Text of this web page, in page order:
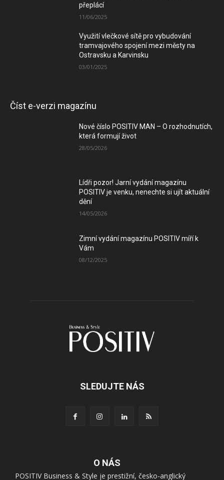
přeplácí
11/06/2025
Využití vlečkové sítě pro vybudování
tramvajového spojení mezi městy na
Ostravsku a Karvinsku
03/01/2025
Číst e-verzi magazínu
Nové číslo POSITIV MAN – O rozhodnutích,
která formují život
28/05/2026
Lídři pozor! Jarní vydání magazínu
POSITIV je venku, nenechte si ujít aktuální
dění
14/05/2026
Zimní vydání magazínu POSITIV míří k
Vám
08/12/2025
SLEDUJTE NÁS
O NÁS
POSITIV Business & Style je prestižní, česko-anglický